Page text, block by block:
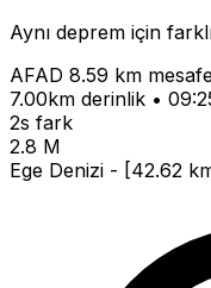
Aynı deprem için
AFAD 8.59 km
7.00km derinlik •
2s fark
2.8 M
Ege Denizi - [42.62